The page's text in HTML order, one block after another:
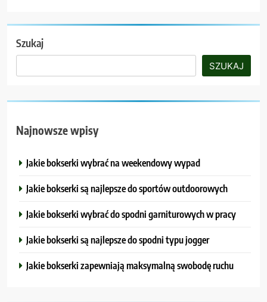
Szukaj
SZUKAJ
Najnowsze wpisy
Jakie bokserki wybrać na weekendowy wypad
Jakie bokserki są najlepsze do sportów outdoorowych
Jakie bokserki wybrać do spodni garniturowych w pracy
Jakie bokserki są najlepsze do spodni typu jogger
Jakie bokserki zapewniają maksymalną swobodę ruchu